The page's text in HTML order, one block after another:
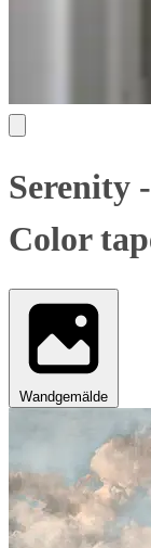
Serenity
Color
Wandgemälde